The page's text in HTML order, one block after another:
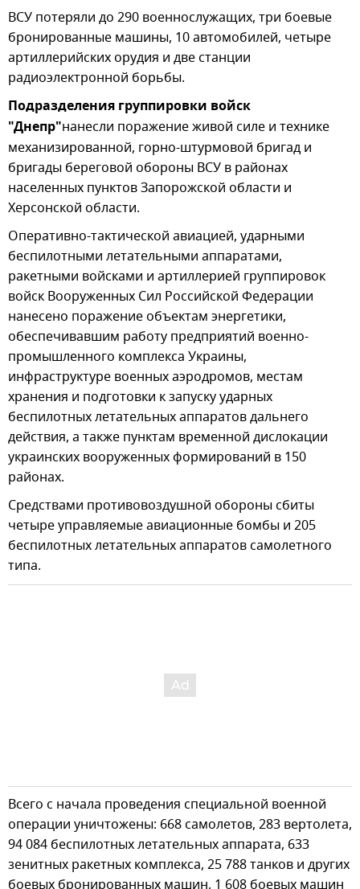
ВСУ потеряли до 290 военнослужащих, три боевые
бронированные машины, 10 автомобилей, четыре
артиллерийских орудия и две станции
радиоэлектронной борьбы.
Подразделения группировки войск
"Днепр"нанесли поражение живой силе и технике
механизированной, горно-штурмовой бригад и
бригады береговой обороны ВСУ в районах
населенных пунктов Запорожской области и
Херсонской области.
Оперативно-тактической авиацией, ударными
беспилотными летательными аппаратами,
ракетными войсками и артиллерией группировок
войск Вооруженных Сил Российской Федерации
нанесено поражение объектам энергетики,
обеспечивавшим работу предприятий военно-
промышленного комплекса Украины,
инфраструктуре военных аэродромов, местам
хранения и подготовки к запуску ударных
беспилотных летательных аппаратов дальнего
действия, а также пунктам временной дислокации
украинских вооруженных формирований в 150
районах.
Средствами противовоздушной обороны сбиты
четыре управляемые авиационные бомбы и 205
беспилотных летательных аппаратов самолетного
типа.
Всего с начала проведения специальной военной
операции уничтожены: 668 самолетов, 283 вертолета,
94 084 беспилотных летательных аппарата, 633
зенитных ракетных комплекса, 25 788 танков и других
боевых бронированных машин, 1 608 боевых машин